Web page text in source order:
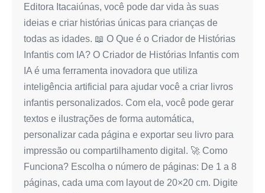
Editora Itacaiúnas, você pode dar vida às suas
ideias e criar histórias únicas para crianças de
todas as idades. 📖 O Que é o Criador de Histórias
Infantis com IA? O Criador de Histórias Infantis com
IA é uma ferramenta inovadora que utiliza
inteligência artificial para ajudar você a criar livros
infantis personalizados. Com ela, você pode gerar
textos e ilustrações de forma automática,
personalizar cada página e exportar seu livro para
impressão ou compartilhamento digital. 🚀 Como
Funciona? Escolha o número de páginas: De 1 a 8
páginas, cada uma com layout de 20×20 cm. Digite